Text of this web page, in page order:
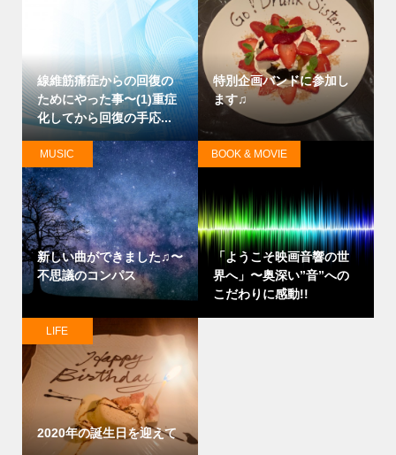
線維筋痛症からの回復の
ためにやった事〜(1)重症
化してから回復の手応...
特別企画バンドに参加し
ます♫
新しい曲ができました♫〜
不思議のコンパス
MUSIC
「ようこそ映画音響の世
界へ」〜奥深い”音”への
こだわりに感動!!
BOOK & MOVIE
2020年の誕生日を迎えて
LIFE